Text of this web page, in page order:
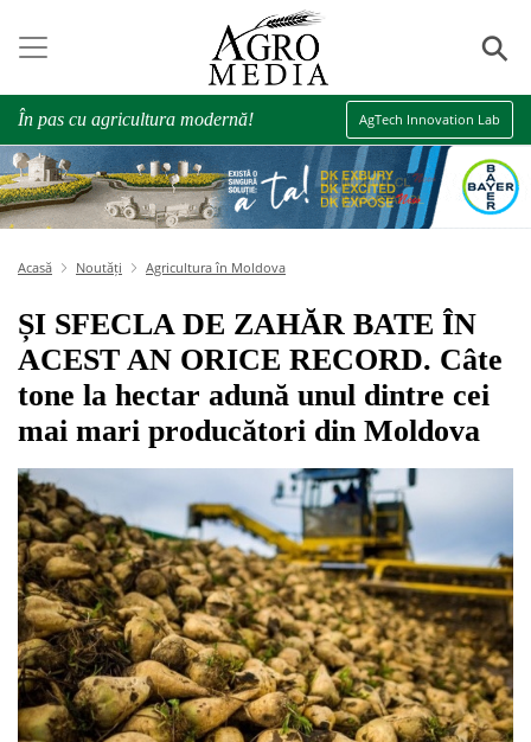
⚲
În pas cu agricultura modernă! AgTech Innovation Lab
Acasă Noutăți Agricultura în Moldova
ȘI SFECLA DE ZAHĂR BATE ÎN
ACEST AN ORICE RECORD. Câte
tone la hectar adună unul dintre cei
mai mari producători din Moldova